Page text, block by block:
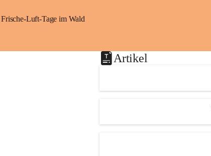
Frische-Luft-Tage im Wald
Artikel